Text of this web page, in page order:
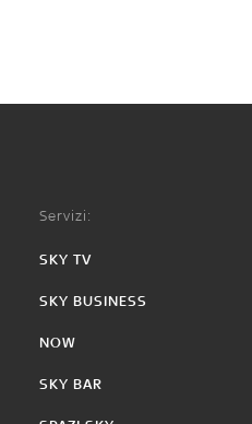
Servizi:
SKY TV
SKY BUSINESS
NOW
SKY BAR